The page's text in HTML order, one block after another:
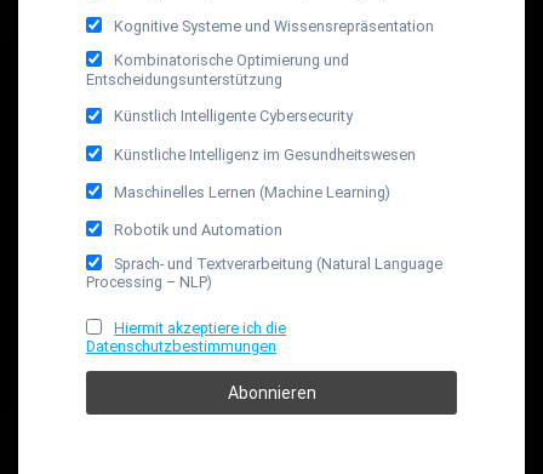
Kognitive Systeme und Wissensrepräsentation
Kombinatorische Optimierung und
Entscheidungsunterstützung
Künstlich Intelligente Cybersecurity
Künstliche Intelligenz im Gesundheitswesen
Maschinelles Lernen (Machine Learning)
Robotik und Automation
Sprach- und Textverarbeitung (Natural Language
Processing – NLP)
Hiermit akzeptiere ich die
Datenschutzbestimmungen